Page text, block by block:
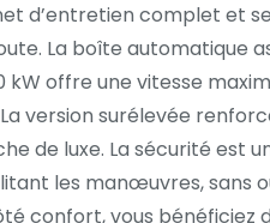
d’entretien complet et
La boîte automatique
kW offre une vitesse
La version surélevée
de luxe. La sécurité est
les manœuvres, sans
confort, vous bénéficiez